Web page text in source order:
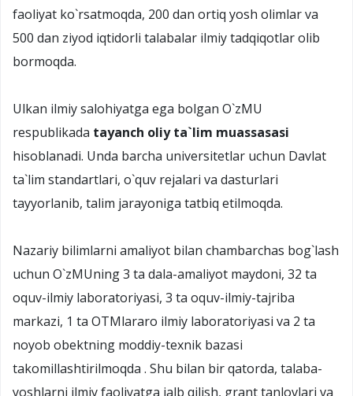
faoliyat ko`rsatmoqda, 200 dan ortiq yosh olimlar va
500 dan ziyod iqtidorli talabalar ilmiy tadqiqotlar olib
bormoqda.
Ulkan ilmiy salohiyatga ega bolgan O`zMU
respublikada tayanch oliy ta`lim muassasasi
hisoblanadi. Unda barcha universitetlar uchun Davlat
ta`lim standartlari, o`quv rejalari va dasturlari
tayyorlanib, talim jarayoniga tatbiq etilmoqda.
Nazariy bilimlarni amaliyot bilan chambarchas bog`lash
uchun O`zMUning 3 ta dala-amaliyot maydoni, 32 ta
oquv-ilmiy laboratoriyasi, 3 ta oquv-ilmiy-tajriba
markazi, 1 ta OTMlararo ilmiy laboratoriyasi va 2 ta
noyob obektning moddiy-texnik bazasi
takomillashtirilmoqda . Shu bilan bir qatorda, talaba-
yoshlarni ilmiy faoliyatga jalb qilish, grant tanlovlari va